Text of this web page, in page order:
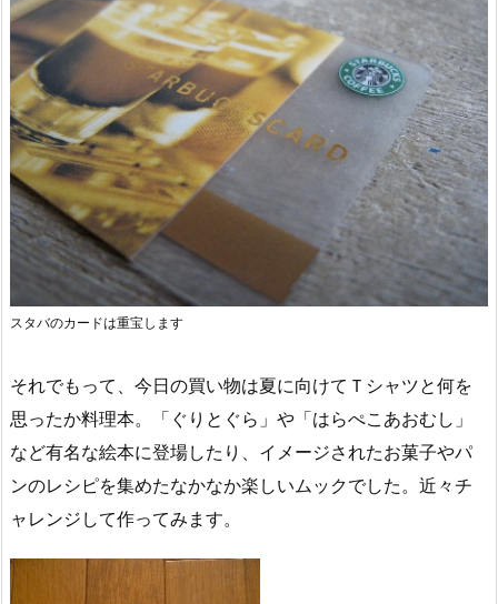
スタバのカードは重宝します
それでもって、今日の買い物は夏に向けてＴシャツと何を
思ったか料理本。「ぐりとぐら」や「はらぺこあおむし」
など有名な絵本に登場したり、イメージされたお菓子やパ
ンのレシピを集めたなかなか楽しいムックでした。近々チ
ャレンジして作ってみます。